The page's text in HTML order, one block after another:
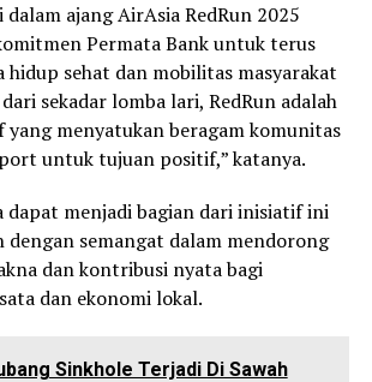
ajang AirAsia RedRun 2025
Permata Bank untuk terus
hidup sehat dan mobilitas masyarakat
sekadar lomba lari, RedRun adalah
menyatukan beragam komunitas
untuk tujuan positif,” katanya.
dapat menjadi bagian dari inisiatif ini
dengan semangat dalam mendorong
dan kontribusi nyata bagi
dan ekonomi lokal.
Sinkhole Terjadi Di Sawah